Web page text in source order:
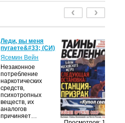
Леди, вы меня
пугаете&#33; (СИ)
Ясемин Вейн
Незаконное
потребление
наркотических
средств,
психотропных
веществ, их
аналогов
причиняет…